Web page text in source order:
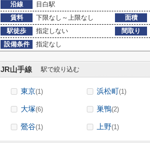
沿線
目白駅
賃料
下限なし～上限なし 面積
駅徒歩
指定しない 間取り
設備条件
指定なし
JR山手線 駅で絞り込む
東京(1) 浜松町(1)
大塚(6) 巣鴨(2)
鶯谷(1) 上野(1)